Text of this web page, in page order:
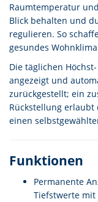
Raumtemperatur
Blick behalten und
regulieren. So
gesundes
Die täglichen
angezeigt und
zurückgestellt; ein
Rückstellung
einen
Funktionen
Permanente
Tiefstwerte mit